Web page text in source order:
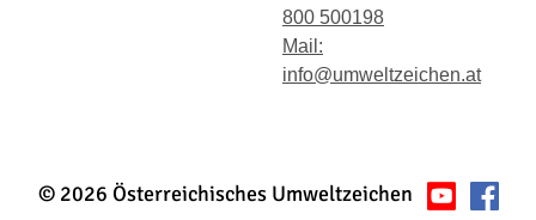
800 500198
Mail:
info@umweltzeichen.at
© 2026 Österreichisches Umweltzeichen